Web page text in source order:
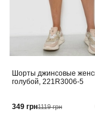
Шорты джинсовые
голубой, 221R3006-5
349 грн1119 грн